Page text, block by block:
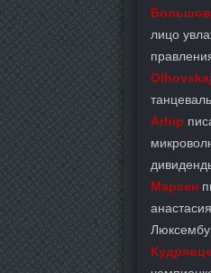
лицо
Arhip
Марсен